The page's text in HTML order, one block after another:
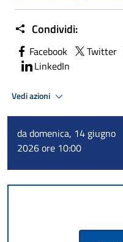
Condividi:
Facebook Twitter
LinkedIn
Vedi azioni
da domenica, 14 giugno
2026 ore 10:00